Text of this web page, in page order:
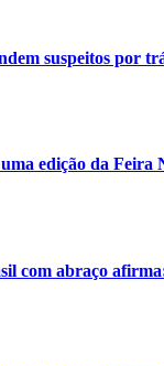
suspeitos por
edição da Feira
com abraço